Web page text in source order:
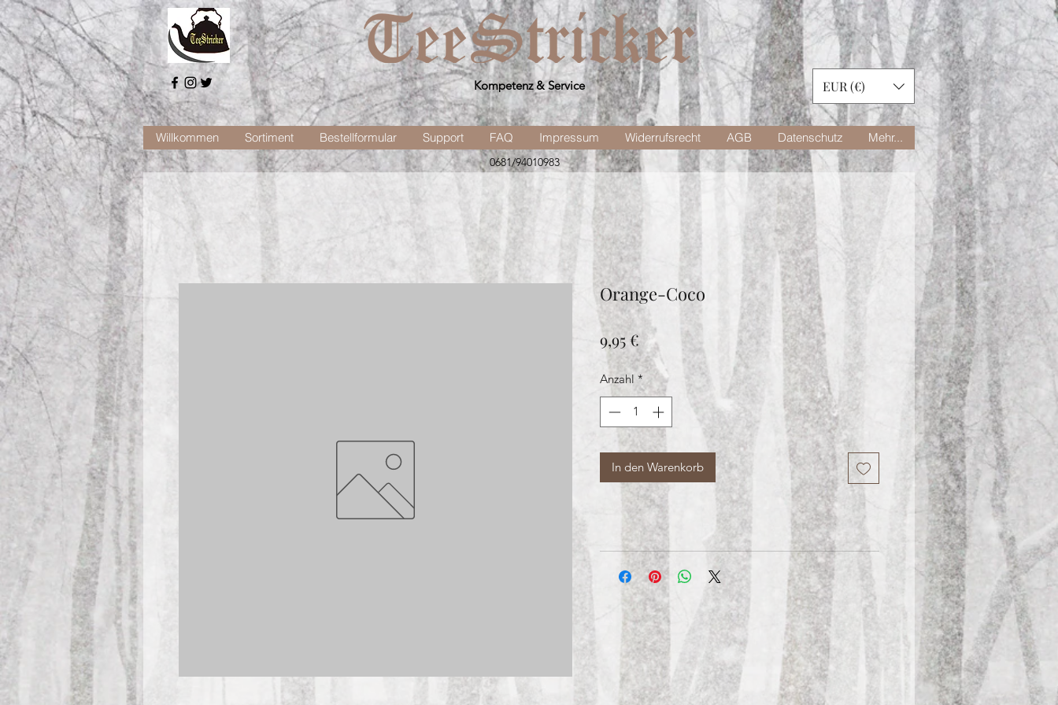
Kompetenz & Service EUR (€)
Willkommen Sortiment Bestellformular Support FAQ Impressum Widerrufsrecht AGB Datenschutz Mehr...
0681/94010983
Orange-Coco
9,95 €Preis
Anzahl *
In den Warenkorb